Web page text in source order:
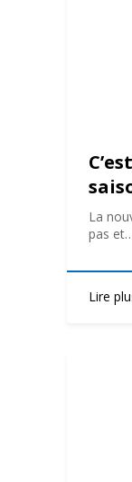
La
pas
Lire